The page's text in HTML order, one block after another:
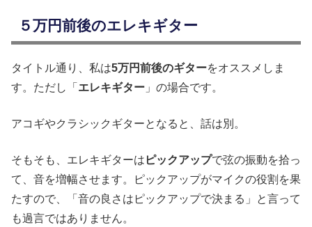
５万円前後のエレキギター
タイトル通り、私は5万円前後のギターをオススメしま
す。ただし「 エレキギター 」の場合です。
アコギやクラシックギターとなると、話は別。
そもそも、エレキギターは ピックアップで弦の振動を拾っ
て、音を増幅させます。ピックアップがマイクの役割を果
たすので、「音の良さはピックアップで決まる」と言って
も過言ではありません。